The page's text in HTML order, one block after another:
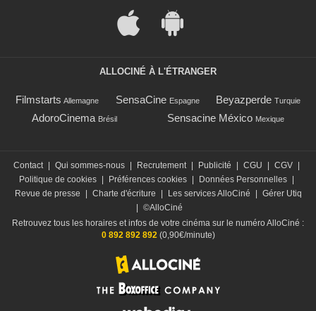
ALLOCINÉ À L'ÉTRANGER
Filmstarts Allemagne SensaCine Espagne Beyazperde Turquie
AdoroCinema Brésil Sensacine México Mexique
Contact Qui sommes-nous Recrutement Publicité CGU CGV
Politique de cookies
Préférences cookies Données Personnelles
Revue de presse
Charte d'écriture Les services AlloCiné
Gérer Utiq
©AlloCiné
Retrouvez tous les horaires et infos de votre cinéma sur le numéro AlloCiné :
0 892 892 892(0,90€/minute)